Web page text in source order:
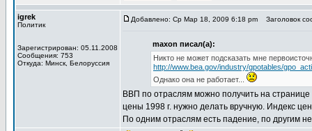
igrek
Политик
Зарегистрирован: 05.11.2008
Сообщения: 753
Откуда: Минск, Белоруссия
Добавлено: Ср Мар 18, 2009 6:18 pm Заголовок
maxon писал(а):
Никто не может подсказать мне
http://www.bea.gov/industry/gpotables/
Однако она не работает...
ВВП по отраслям можно получить на странице
цены 1998 г. нужно делать вручную. Индекс
По одним отраслям есть падение, по другим